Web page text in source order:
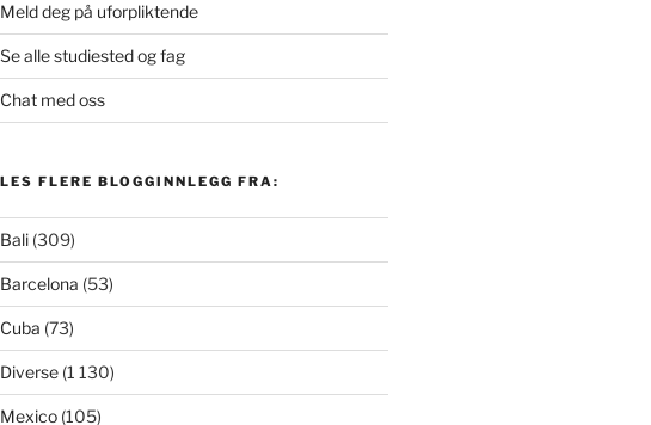
Meld deg på uforpliktende
Se alle studiested og fag
Chat med oss
LES FLERE BLOGGINNLEGG FRA:
Bali(309)
Barcelona (53)
Cuba (73)
Diverse(1 130)
Mexico(105)